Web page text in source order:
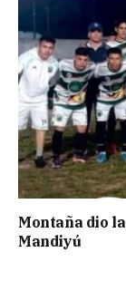
Montaña dio
Mandiyú